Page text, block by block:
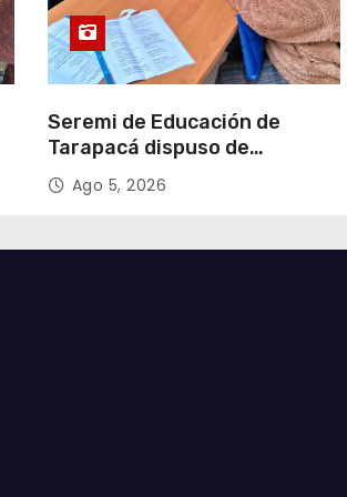
Seremi de Educación de
Tarapacá dispuso de
facilitadores para apoyar
proceso de Admisión Escolar
Ago 5, 2026